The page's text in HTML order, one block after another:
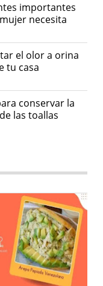
importantes
necesita
el olor a orina
tu casa
conservar la
las toallas